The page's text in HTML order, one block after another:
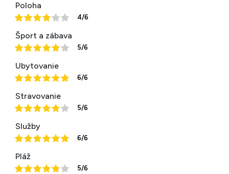
Poloha
4/6
Šport a zábava
5/6
Ubytovanie
6/6
Stravovanie
5/6
Služby
6/6
Pláž
5/6